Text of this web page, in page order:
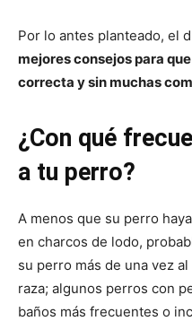
Por lo antes planteado, el
mejores consejos para
correcta y sin muchas
¿Con qué
a tu perro?
A menos que su perro
en charcos de lodo,
su perro más de una vez
raza; algunos perros con
baños más frecuentes o